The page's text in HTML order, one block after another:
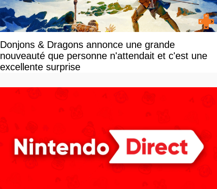
Donjons & Dragons annonce une grande
nouveauté que personne n'attendait et c'est une
excellente surprise